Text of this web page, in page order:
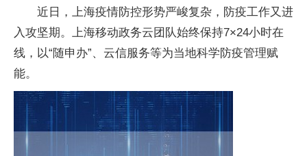
近日，上海疫情防控形势严峻复杂，防疫工作又进
入攻坚期。上海移动政务云团队始终保持7×24小时在
线，以“随申办”、云信服务等为当地科学防疫管理赋
能。